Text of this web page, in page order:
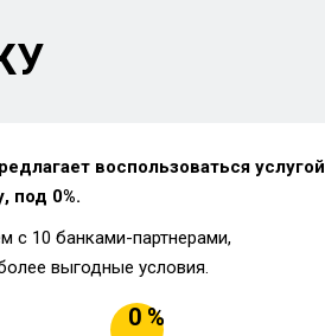
воспользоваться услугой
под 0%.
с 10 банками-партнерами,
выгодные условия.
0 %